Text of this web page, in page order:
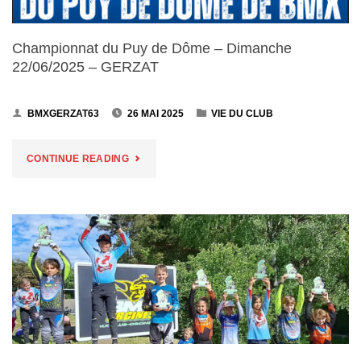
Championnat du Puy de Dôme – Dimanche
22/06/2025 – GERZAT
BMXGERZAT63 26 MAI 2025 VIE DU CLUB
CONTINUE READING"CHAMPIONNAT
PUY
DE
DÔME
–